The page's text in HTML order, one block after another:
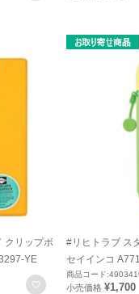
クリップボ
YE
お気に入りに登録
#リヒトラブ ス
セイインコ
商品コード
小売価格 ¥1,700